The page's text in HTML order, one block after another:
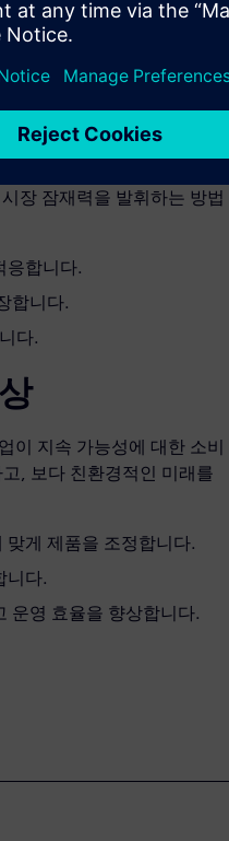
를 확장합니다.
다.
간소화
단축하여 소비재 기업이
장 잠재력을 발휘하는 방법
응합니다.
합니다.
다.
이 지속 가능성에 대한 소비
, 보다 친환경적인 미래를
맞게 제품을 조정합니다.
니다.
운영 효율을 향상합니다.